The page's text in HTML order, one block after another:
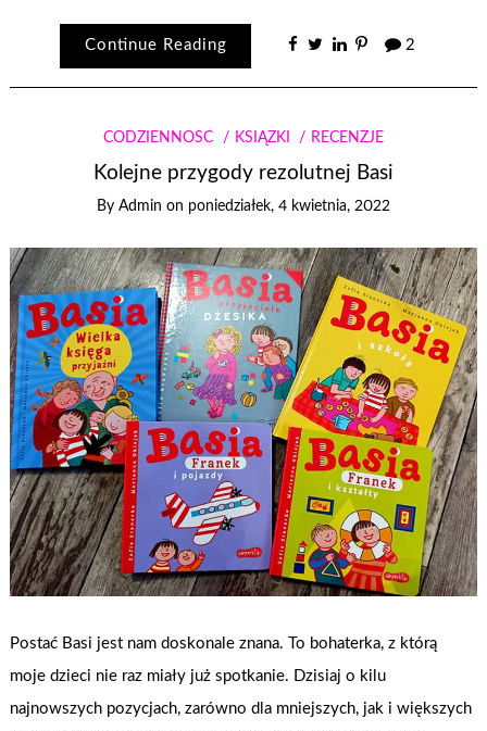
Continue Reading 2
CODZIENNOŚĆ KSIĄŻKI RECENZJE
Kolejne przygody rezolutnej Basi
By Admin on poniedziałek, 4 kwietnia, 2022
Postać Basi jest nam doskonale znana. To bohaterka, z którą
moje dzieci nie raz miały już spotkanie. Dzisiaj o kilu
najnowszych pozycjach, zarówno dla mniejszych, jak i większych